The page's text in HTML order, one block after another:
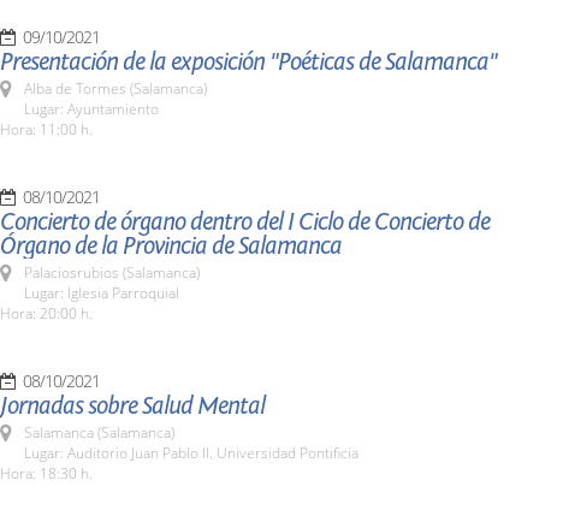
09/10/2021
Presentación de la exposición "Poéticas de Salamanca"
Alba de Tormes (Salamanca)
Lugar: Ayuntamiento
Hora: 11:00 h.
08/10/2021
Concierto de órgano dentro del I Ciclo de Concierto de
Órgano de la Provincia de Salamanca
Palaciosrubios (Salamanca)
Lugar: Iglesia Parroquial
Hora: 20:00 h.
08/10/2021
Jornadas sobre Salud Mental
Salamanca (Salamanca)
Lugar: Auditorio Juan Pablo II. Universidad Pontificia
Hora: 18:30 h.